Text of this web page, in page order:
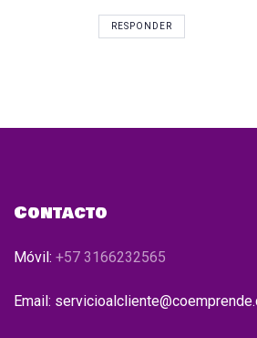
RESPONDER
Contacto
Móvil: +57 3166232565
Email: